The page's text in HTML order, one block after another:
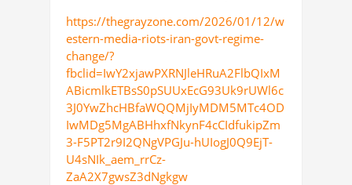
https://thegrayzone.com/2026/01/12/w
estern-media-riots-iran-govt-regime-
change/?
fbclid=IwY2xjawPXRNJleHRuA2FlbQIxM
ABicmlkETBsS0pSUUxEcG93Uk9rUWl6c
3J0YwZhcHBfaWQQMjIyMDM5MTc4OD
IwMDg5MgABHhxfNkynF4cCIdfukipZm
3-F5PT2r9I2QNgVPGJu-hUIogJ0Q9EjT-
U4sNIk_aem_rrCz-
ZaA2X7gwsZ3dNgkgw